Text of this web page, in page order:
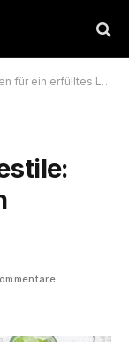
ein erfülltes Leben